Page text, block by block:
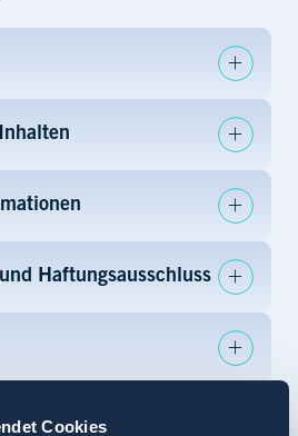
Cookies
Haftungsausschluss
uns zur Verfügung